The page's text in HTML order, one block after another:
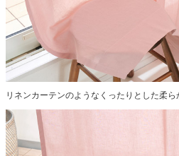
リネンカーテンのようなくったりとした柔ら